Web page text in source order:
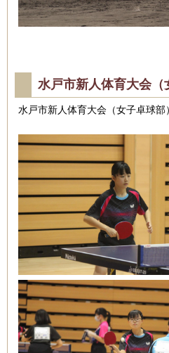
水戸市新人体育大会（
水戸市新人体育大会（女子卓球部